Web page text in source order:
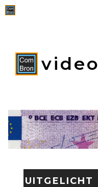
Spring
naar
UITGELICHT